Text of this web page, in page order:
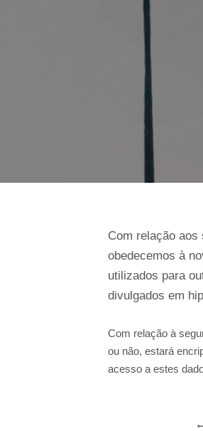
Com relação aos
obedecemos à
utilizados para
divulgados em
Com relação à
ou não, estará
acesso a estes